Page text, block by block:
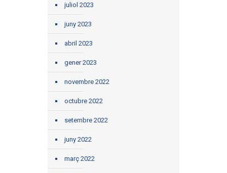
juliol 2023
juny 2023
abril 2023
gener 2023
novembre 2022
octubre 2022
setembre 2022
juny 2022
març 2022